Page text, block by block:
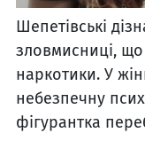
Шепетівські
зловмисниці, що
наркотики. У
небезпечну
фігурантка